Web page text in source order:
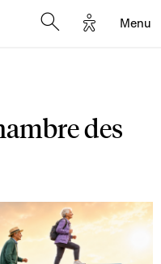
Options
Menu
des